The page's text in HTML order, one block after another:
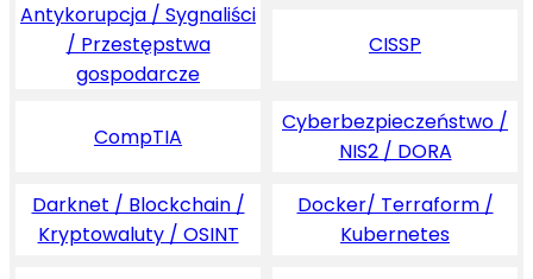
Antykorupcja / Sygnaliści
/ Przestępstwa
gospodarcze
CISSP
CompTIA
Cyberbezpieczeństwo /
NIS2 / DORA
Darknet / Blockchain /
Kryptowaluty / OSINT
Docker/ Terraform /
Kubernetes